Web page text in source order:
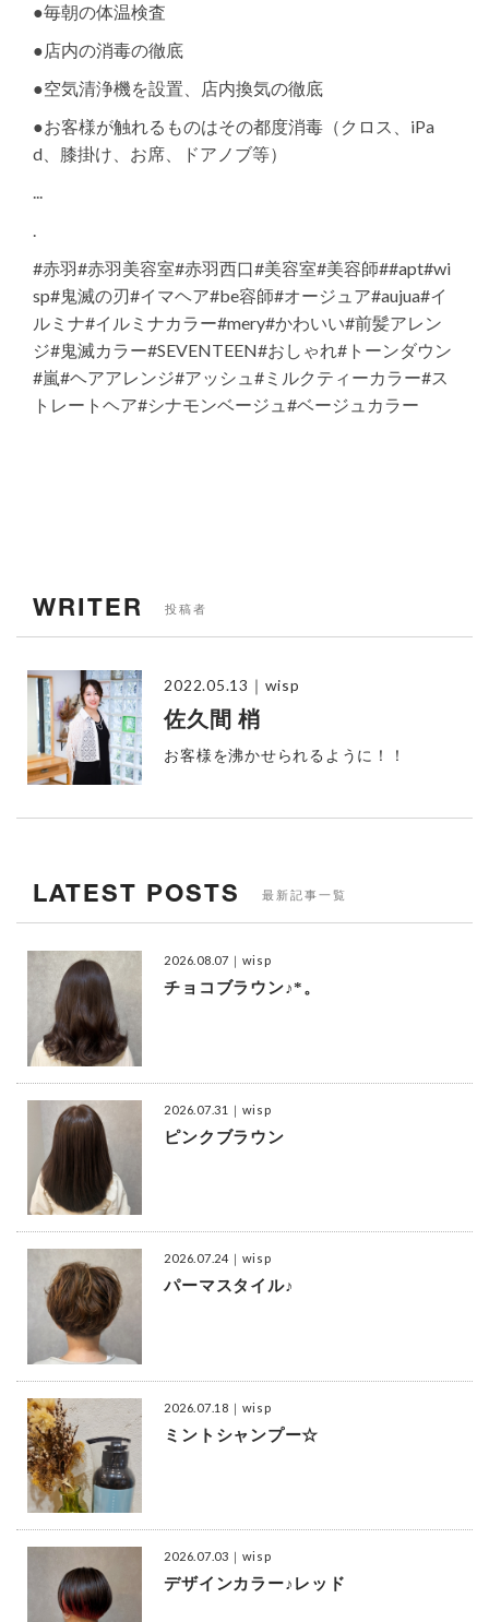
●毎朝の体温検査
●店内の消毒の徹底
●空気清浄機を設置、店内換気の徹底
●お客様が触れるものはその都度消毒（クロス、iPa
d、膝掛け、お席、ドアノブ等）
...
.
#赤羽#赤羽美容室#赤羽西口#美容室#美容師##apt#wi
sp#鬼滅の刃#イマヘア#be容師#オージュア#aujua#イ
ルミナ#イルミナカラー#mery#かわいい#前髪アレン
ジ#鬼滅カラー#SEVENTEEN#おしゃれ#トーンダウン
#嵐#ヘアアレンジ#アッシュ#ミルクティーカラー#ス
トレートヘア#シナモンベージュ#ベージュカラー
WRITER 投稿者
2022.05.13 ｜wisp
佐久間 梢
お客様を沸かせられるように！！
LATEST POSTS 最新記事一覧
2026.08.07 ｜wisp
チョコブラウン♪*。
2026.07.31 ｜wisp
ピンクブラウン
2026.07.24 ｜wisp
パーマスタイル♪
2026.07.18 ｜wisp
ミントシャンプー☆
2026.07.03 ｜wisp
デザインカラー♪レッド